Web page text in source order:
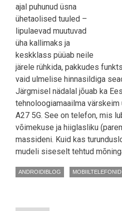
ajal puhunud üsna
ühetaolised tuuled –
lipulaevad muutuvad
üha kallimaks ja
keskklass püüab neile
järele rühkida, pakkudes
vaid ulmelise hinnasildiga
Järgmisel nädalal jõuab ka
tehnoloogiamaailma värskeim
A27 5G. See on telefon, mis
võimekuse ja hiiglasliku
massideni. Kuid kas
mudeli siseselt tehtud
ANDROIDIBLOG MOBIILTELEFONID